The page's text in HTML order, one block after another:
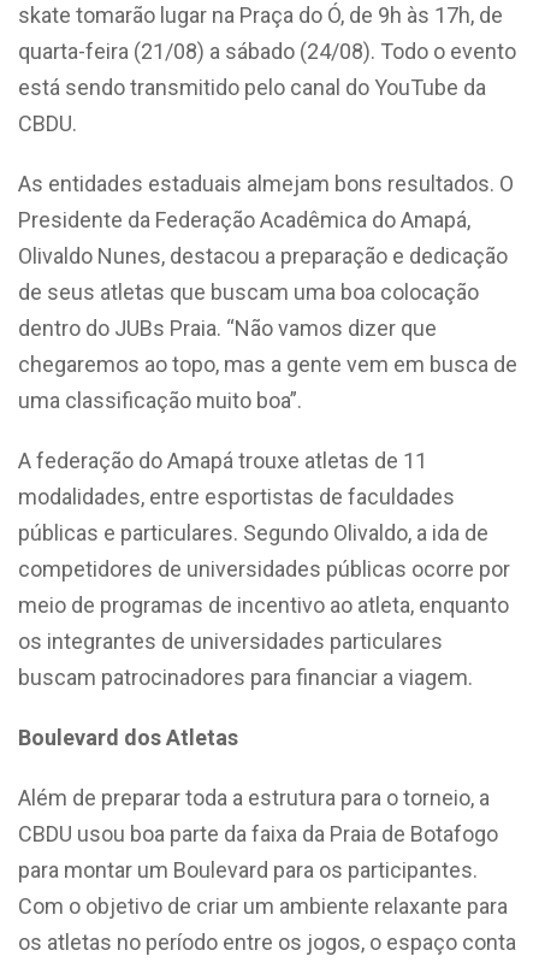
skate tomarão lugar na Praça do Ó, de 9h às 17h, de
quarta-feira (21/08) a sábado (24/08). Todo o evento
está sendo transmitido pelo canal do YouTube da
CBDU.
As entidades estaduais almejam bons resultados. O
Presidente da Federação Acadêmica do Amapá,
Olivaldo Nunes, destacou a preparação e dedicação
de seus atletas que buscam uma boa colocação
dentro do JUBs Praia. “Não vamos dizer que
chegaremos ao topo, mas a gente vem em busca de
uma classificação muito boa”.
A federação do Amapá trouxe atletas de 11
modalidades, entre esportistas de faculdades
públicas e particulares. Segundo Olivaldo, a ida de
competidores de universidades públicas ocorre por
meio de programas de incentivo ao atleta, enquanto
os integrantes de universidades particulares
buscam patrocinadores para financiar a viagem.
Boulevard dos Atletas
Além de preparar toda a estrutura para o torneio, a
CBDU usou boa parte da faixa da Praia de Botafogo
para montar um Boulevard para os participantes.
Com o objetivo de criar um ambiente relaxante para
os atletas no período entre os jogos, o espaço conta